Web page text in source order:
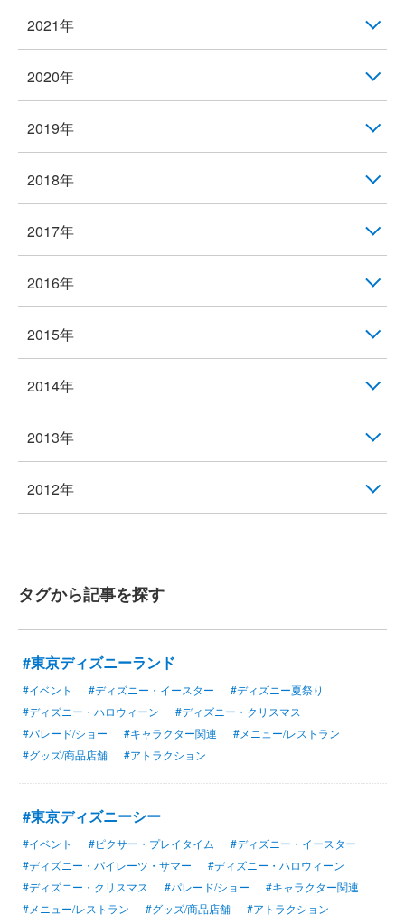
2021年
2020年
2019年
2018年
2017年
2016年
2015年
2014年
2013年
2012年
タグから記事を探す
#東京ディズニーランド
#イベント #ディズニー・イースター
#ディズニー夏祭り
#ディズニー・ハロウィーン
#ディズニー・クリスマス
#パレード/ショー
#キャラクター関連
#メニュー/レストラン
#グッズ/商品店舗
#アトラクション
#東京ディズニーシー
#イベント #ピクサー・プレイタイム
#ディズニー・イースター
#ディズニー・パイレーツ・サマー
#ディズニー・ハロウィーン
#ディズニー・クリスマス
#パレード/ショー
#キャラクター関連
#メニュー/レストラン
#グッズ/商品店舗 #アトラクション